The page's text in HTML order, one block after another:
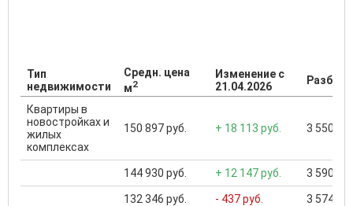
Тип
недвижимости
Средн. цена
м2
Изменение с
21.04.2026
Квартиры в
новостройках и
жилых
комплексах
150 897 руб. + 18 113 руб. 3 550
144 930 руб. + 12 147 руб. 3 590
132 346 руб. - 437 руб. 3 574